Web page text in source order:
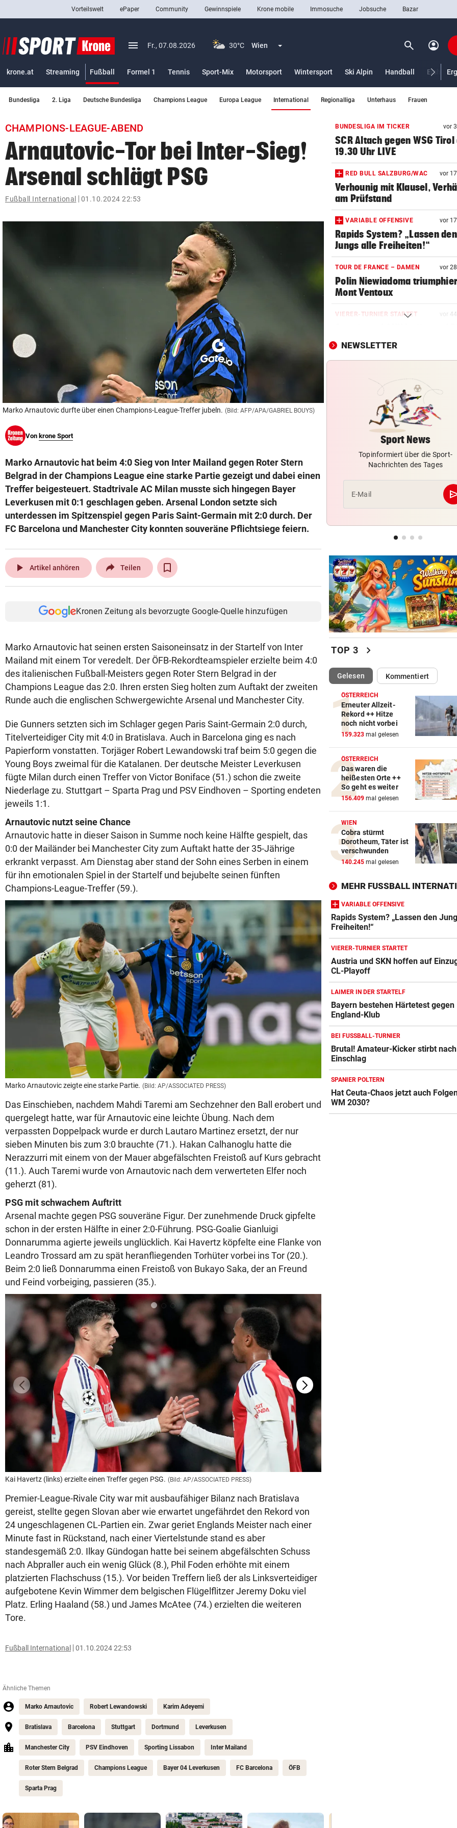
closeSchließen
Abonnieren
bookmark
search
Suchbegriff
eingeben
Vorteilswelt ePaper Community Gewinnspiele Krone mobile Immosuche Jobsuche Bazar
menu Menü aufklappen
Fr., 07.08.2026 30°C Wien Menü aufklappen search Suchen
account_circle
krone.at Streaming Fußball
Formel 1
Tennis Sport-Mix Motorsport Wintersport Ski Alpin Handball
Bundesliga 2. Liga Deutsche Bundesliga Champions League Europa League International Regionalliga Unterhaus Frauen
CHAMPIONS-LEAGUE-ABEND
Arnautovic-Tor bei Inter-Sieg!
Arsenal schlägt PSG
Fußball International 01.10.2024 22:53
Marko Arnautovic durfte über einen Champions-League-Treffer jubeln. (Bild: AFP/APA/GABRIEL BOUYS)
Von krone Sport
Marko Arnautovic hat beim 4:0 Sieg von Inter Mailand gegen Roter Stern
Belgrad in der Champions League eine starke Partie gezeigt und dabei einen
Treffer beigesteuert. Stadtrivale AC Milan musste sich hingegen Bayer
Leverkusen mit 0:1 geschlagen geben. Arsenal London setzte sich
unterdessen im Spitzenspiel gegen Paris Saint-Germain mit 2:0 durch. Der
FC Barcelona und Manchester City konnten souveräne Pflichtsiege feiern.
play_arrow Artikel anhören Teilen
Kronen Zeitung als bevorzugte Google-Quelle hinzufügen
Marko Arnautovic hat seinen ersten Saisoneinsatz in der Startelf von Inter
Mailand mit einem Tor veredelt. Der ÖFB-Rekordteamspieler erzielte beim 4:0
des italienischen Fußball-Meisters gegen Roter Stern Belgrad in der
Champions League das 2:0. Ihren ersten Sieg holten zum Auftakt der zweiten
Runde auch die englischen Schwergewichte Arsenal und Manchester City.
Die Gunners setzten sich im Schlager gegen Paris Saint-Germain 2:0 durch,
Titelverteidiger City mit 4:0 in Bratislava. Auch in Barcelona ging es nach
Papierform vonstatten. Torjäger Robert Lewandowski traf beim 5:0 gegen die
Young Boys zweimal für die Katalanen. Der deutsche Meister Leverkusen
fügte Milan durch einen Treffer von Victor Boniface (51.) schon die zweite
Niederlage zu. Stuttgart – Sparta Prag und PSV Eindhoven – Sporting endeten
jeweils 1:1.
Arnautovic nutzt seine Chance
Arnautovic hatte in dieser Saison in Summe noch keine Hälfte gespielt, das
0:0 der Mailänder bei Manchester City zum Auftakt hatte der 35-Jährige
erkrankt verpasst. Am Dienstag aber stand der Sohn eines Serben in einem
für ihn emotionalen Spiel in der Startelf und bejubelte seinen fünften
Champions-League-Treffer (59.).
Marko Arnautovic zeigte eine starke Partie. (Bild: AP/ASSOCIATED PRESS)
Das Einschieben, nachdem Mahdi Taremi am Sechzehner den Ball erobert und
quergelegt hatte, war für Arnautovic eine leichte Übung. Nach dem
verpassten Doppelpack wurde er durch Lautaro Martinez ersetzt, der nur
sieben Minuten bis zum 3:0 brauchte (71.). Hakan Calhanoglu hatte die
Nerazzurri mit einem von der Mauer abgefälschten Freistoß auf Kurs gebracht
(11.). Auch Taremi wurde von Arnautovic nach dem verwerteten Elfer noch
geherzt (81).
PSG mit schwachem Auftritt
Arsenal machte gegen PSG souveräne Figur. Der zunehmende Druck gipfelte
schon in der ersten Hälfte in einer 2:0-Führung. PSG-Goalie Gianluigi
Donnarumma agierte jeweils unglücklich. Kai Havertz köpfelte eine Flanke von
Leandro Trossard am zu spät heranfliegenden Torhüter vorbei ins Tor (20.).
Beim 2:0 ließ Donnarumma einen Freistoß von Bukayo Saka, der an Freund
und Feind vorbeiging, passieren (35.).
Kai Havertz (links) erzielte einen Treffer gegen PSG. (Bild: AP/ASSOCIATED PRESS)
Premier-League-Rivale City war mit ausbaufähiger Bilanz nach Bratislava
gereist, stellte gegen Slovan aber wie erwartet ungefährdet den Rekord von
24 ungeschlagenen CL-Partien ein. Zwar geriet Englands Meister nach einer
Minute fast in Rückstand, nach einer Viertelstunde stand es aber
standesgemäß 2:0. Ilkay Gündogan hatte bei seinem abgefälschten Schuss
nach Abpraller auch ein wenig Glück (8.), Phil Foden erhöhte mit einem
platzierten Flachschuss (15.). Vor beiden Treffern ließ der als Linksverteidiger
aufgebotene Kevin Wimmer dem belgischen Flügelflitzer Jeremy Doku viel
Platz. Erling Haaland (58.) und James McAtee (74.) erzielten die weiteren
Tore.
Fußball International 01.10.2024 22:53
Ähnliche Themen
Marko Arnautovic Robert Lewandowski Karim Adeyemi
Bratislava Barcelona Stuttgart Dortmund Leverkusen
Manchester City PSV Eindhoven Sporting Lissabon Inter Mailand
Roter Stern Belgrad Champions League Bayer 04 Leverkusen FC Barcelona ÖFB
Sparta Prag
BUNDESLIGA IM TICKER vor
SCR Altach gegen WSG Tirol
19.30 Uhr LIVE
RED BULL SALZBURG/WAC vor
Verhounig mit Klausel,
am Prüfstand
VARIABLE OFFENSIVE vor
Rapids System? „Lassen den
Jungs alle Freiheiten!“
TOUR DE FRANCE – DAMEN vor
Polin Niewiadoma
Mont Ventoux
VIERER-TURNIER STARTET vor
ins CL-Playoff
AUSTRIA WIEN vor
violetten Realität
SCHONUNG ANGESAGT
Operation bei ÖSV-Skistar
erfolgreich verlaufen!
VOR FOOTBALL-MATCH
Wikinger entern Museum:
hat Spaß gemacht!“
vor dem Schlusstag!
Nervenstarker Schwärzler
ins Halbfinale ein
NEWSLETTER
Sport News
Topinformiert über die Sport-
Nachrichten des Tages
E-Mail
TOP 3 chevron_right
Gelesen(ausgewählt)Kommentiert
ÖSTERREICH
Erneuter Allzeit-
Rekord ++ Hitze
noch nicht vorbei
159.323 mal gelesen
ÖSTERREICH
Das waren die
heißesten Orte ++
So geht es weiter
156.409 mal gelesen
WIEN
Cobra stürmt
Dorotheum, Täter ist
verschwunden
140.245 mal gelesen
MEHR FUSSBALL
VARIABLE OFFENSIVE
Rapids System? „Lassen den
Freiheiten!“
VIERER-TURNIER STARTET
Austria und SKN hoffen auf
CL-Playoff
LAIMER IN DER STARTELF
Bayern bestehen Härtetest gegen
England-Klub
BEI FUSSBALL-TURNIER
Brutal! Amateur-Kicker stirbt
Einschlag
SPANIER POLTERN
Hat Ceuta-Chaos jetzt auch
WM 2030?